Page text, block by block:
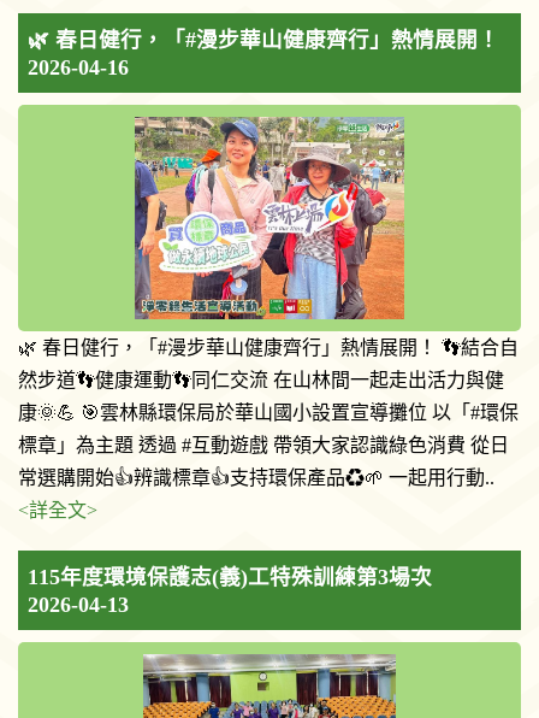
🌿 春日健行，「#漫步華山健康齊行」熱情展開！
2026-04-16
🌿 春日健行，「#漫步華山健康齊行」熱情展開！ 👣結合自
然步道👣健康運動👣同仁交流 在山林間一起走出活力與健
康🌞💪 🎯雲林縣環保局於華山國小設置宣導攤位 以「#環保
標章」為主題 透過 #互動遊戲 帶領大家認識綠色消費 從日
常選購開始👍辨識標章👍支持環保產品♻️🌱 一起用行動..
<詳全文>
115年度環境保護志(義)工特殊訓練第3場次
2026-04-13